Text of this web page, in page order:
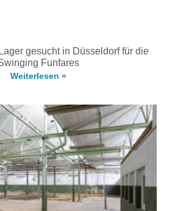
gesucht in Düsseldorf für die
Funfares
Weiterlesen »